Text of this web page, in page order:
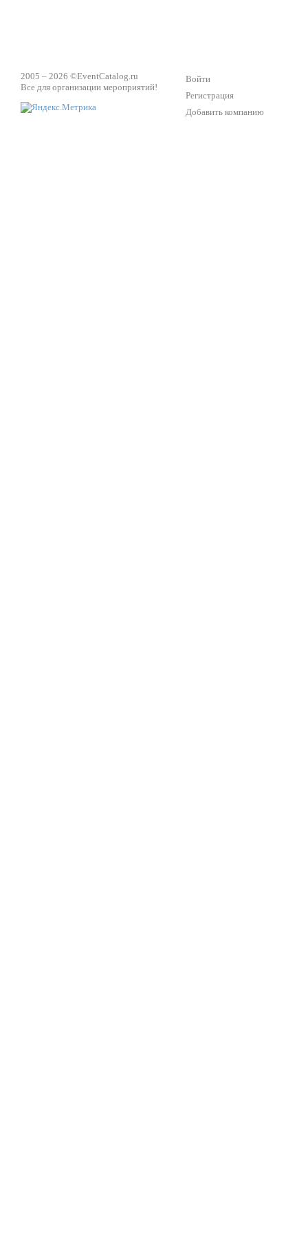
2005 – 2026 ©EventCatalog.ru
Все для организации мероприятий!
Войти
Регистрация
Добавить компанию